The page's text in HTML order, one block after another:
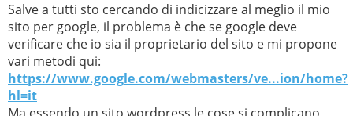
Salve a tutti sto cercando di indicizzare al meglio il mio
sito per google, il problema è che se google deve
verificare che io sia il proprietario del sito e mi propone
vari metodi qui:
https://www.google.com/webmasters/ve...ion/home?
hl=it